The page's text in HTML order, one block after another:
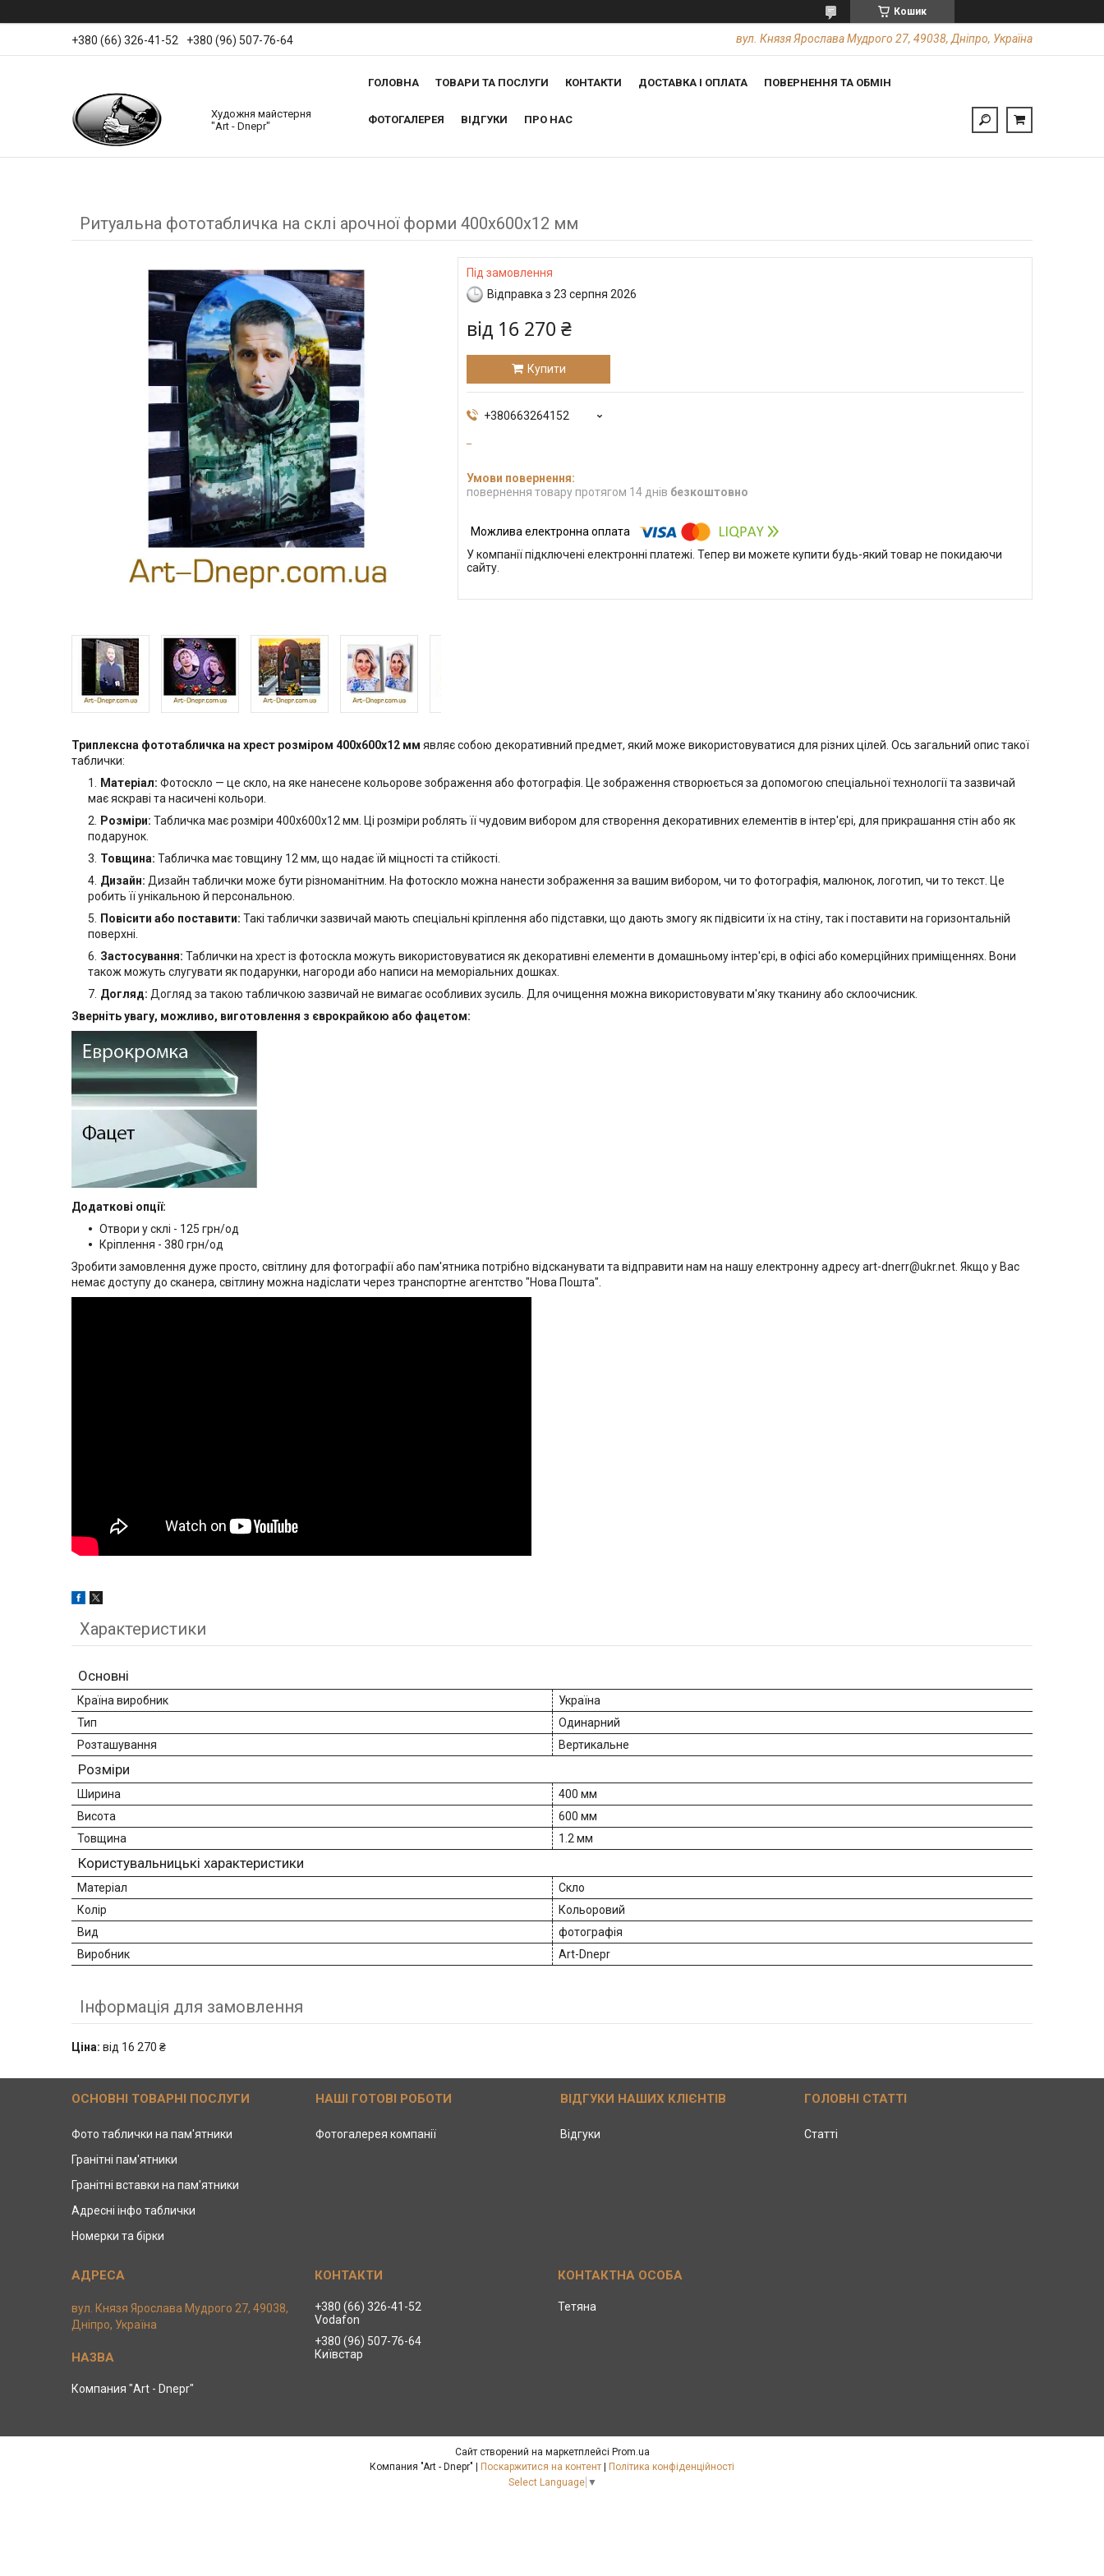
Кошик
+380 (66) 326-41-52 +380 (96) 507-76-64 вул. Князя Ярослава Мудрого 27, 49038, Дніпро, Україна
Художня майстерня
"Art - Dnepr"
ГОЛОВНА ТОВАРИ ТА ПОСЛУГИ КОНТАКТИ ДОСТАВКА І ОПЛАТА ПОВЕРНЕННЯ ТА ОБМІН
ФОТОГАЛЕРЕЯ ВІДГУКИ ПРО НАС
Ритуальна фототабличка на склі арочної форми 400х600х12 мм
Під замовлення
Відправка з 23 серпня 2026
від 16 270 ₴
Купити
+380663264152
повернення товару протягом 14 днів безкоштовно
У компанії підключені електронні платежі. Тепер ви можете купити будь-який товар не покидаючи
сайту.
Триплексна фототабличка на хрест розміром 400х600x12 мм являє собою декоративний предмет, який може використовуватися для різних цілей. Ось загальний опис такої
таблички:
Матеріал: Фотоскло — це скло, на яке нанесене кольорове зображення або фотографія. Це зображення створюється за допомогою спеціальної технології та зазвичай
має яскраві та насичені кольори.
Розміри: Табличка має розміри 400х600x12 мм. Ці розміри роблять її чудовим вибором для створення декоративних елементів в інтер'єрі, для прикрашання стін або як
подарунок.
Товщина: Табличка має товщину 12 мм, що надає їй міцності та стійкості.
Дизайн: Дизайн таблички може бути різноманітним. На фотоскло можна нанести зображення за вашим вибором, чи то фотографія, малюнок, логотип, чи то текст. Це
робить її унікальною й персональною.
Повісити або поставити: Такі таблички зазвичай мають спеціальні кріплення або підставки, що дають змогу як підвісити їх на стіну, так і поставити на горизонтальній
поверхні.
Застосування: Таблички на хрест із фотоскла можуть використовуватися як декоративні елементи в домашньому інтер'єрі, в офісі або комерційних приміщеннях. Вони
також можуть слугувати як подарунки, нагороди або написи на меморіальних дошках.
Догляд: Догляд за такою табличкою зазвичай не вимагає особливих зусиль. Для очищення можна використовувати м'яку тканину або склоочисник.
Зверніть увагу, можливо, виготовлення з єврокрайкою або фацетом:
Додаткові опції:
Отвори у склі - 125 грн/од
Кріплення - 380 грн/од
Зробити замовлення дуже просто, світлину для фотографії або пам'ятника потрібно відсканувати та відправити нам на нашу електронну адресу art-dnerr@ukr.net. Якщо у Вас
немає доступу до сканера, світлину можна надіслати через транспортне агентство "Нова Пошта".
Характеристики
Основні
Країна виробник
Україна
Тип
Одинарний
Розташування
Вертикальне
Розміри
Ширина
400 мм
Висота
600 мм
Товщина
1.2 мм
Користувальницькі характеристики
Матеріал
Скло
Колір
Кольоровий
Вид
фотографія
Виробник
Art-Dnepr
Інформація для замовлення
Ціна: від 16 270 ₴
ОСНОВНІ ТОВАРНІ ПОСЛУГИ
Фото таблички на пам'ятники
Гранітні пам'ятники
Гранітні вставки на пам'ятники
Адресні інфо таблички
Номерки та бірки
НАШІ ГОТОВІ РОБОТИ
Фотогалерея компанії
ВІДГУКИ НАШИХ КЛІЄНТІВ
Відгуки
ГОЛОВНІ СТАТТІ
Статті
вул. Князя Ярослава Мудрого 27, 49038,
Дніпро, Україна
Компания "Art - Dnepr"
+380 (66) 326-41-52
Vodafon
+380 (96) 507-76-64
Київстар
Тетяна
Сайт створений на маркетплейсі Prom.ua
Поскаржитися на контент
Політика конфіденційності
Select Language ▼